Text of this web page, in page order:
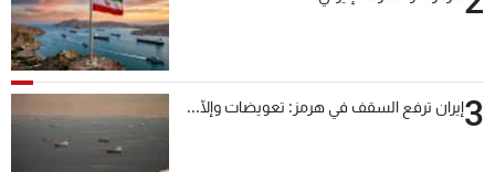
3إيران ترفع السقف في هرمز: تعويضات وإلّا...